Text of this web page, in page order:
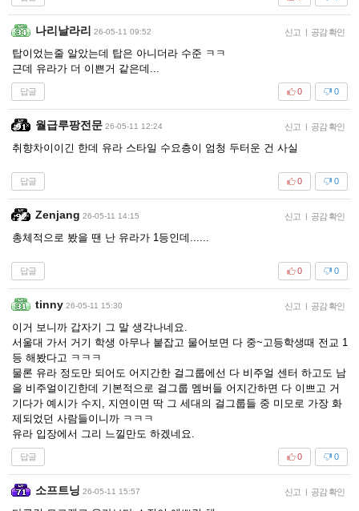
나리날라리 26-05-11 09:52 신고 | 공감 확인
탑이었는줄 알았는데 탑은 아니더라 수준 ㅋㅋ
근데 유라가 더 이쁜거 같은데...
답글 0
0
월급루팡전문 26-05-11 12:24 신고 | 공감 확인
취향차이이긴 한데 유라 스타일 수요층이 엄청 두터운 건 사실
답글 0
0
Zenjang 26-05-11 14:15 신고 | 공감 확인
총체적으로 봤을 땐 난 유라가 1등인데......
답글 0
0
tinny 26-05-11 15:30 신고 | 공감 확인
이거 보니까 갑자기 그 말 생각나네요.
서울대 가서 거기 학생 아무나 붙잡고 물어보면 다 중~고등학생때 전교 1
등 해봤다고 ㅋㅋㅋ
물론 유라 정도만 되어도 어지간한 걸그룹에선 다 비주얼 센터 하고도 남
을 비주얼이긴한데 기본적으로 걸그룹 멤버들 어지간하면 다 이쁘고 거
기다가 예시가 수지, 지연이면 딱 그 세대의 걸그룹들 중 미모로 가장 화
제되었던 사람들이니까 ㅋㅋㅋ
유라 입장에서 그리 느낄만도 하겠네요.
답글 0
0
소프트닝 26-05-11 15:57 신고 | 공감 확인